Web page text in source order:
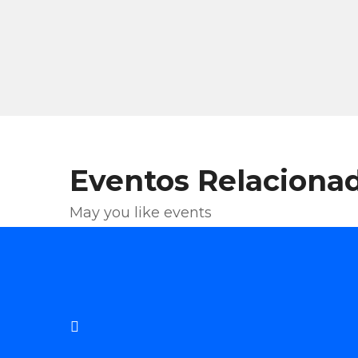
Eventos
May you like events